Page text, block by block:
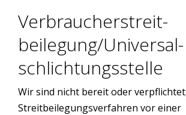
Verbraucher­streit­
beilegung/Universal­
schlichtungs­stelle
Wir sind nicht bereit oder
Streitbeilegungsverfahren vor einer